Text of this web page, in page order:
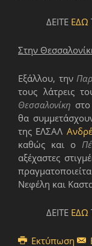
ΔΕΙΤΕ ΕΔΩ
Στην
Εξάλλου, την
τους λάτρεις
Θεσσαλονίκη στο
θα
της ΕΛΣΑΛ
καθώς και ο
αξέχαστες
Νεφέλη και
ΔΕΙΤΕ ΕΔΩ
Εκτύπωση